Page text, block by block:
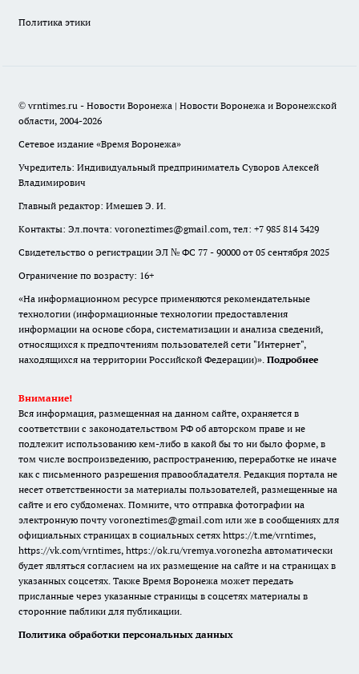
Политика этики
© vrntimes.ru - Новости Воронежа | Новости Воронежа и Воронежской
области, 2004-2026
Сетевое издание «Время Воронежа»
Учредитель: Индивидуальный предприниматель Суворов Алексей
Владимирович
Главный редактор: Имешев Э. И.
Контакты: Эл.почта: voroneztimes@gmail.com, тел: +7 985 814 3429
Свидетельство о регистрации ЭЛ № ФС 77 - 90000 от 05 сентября 2025
Ограничение по возрасту: 16+
«На информационном ресурсе применяются рекомендательные
технологии (информационные технологии предоставления
информации на основе сбора, систематизации и анализа сведений,
относящихся к предпочтениям пользователей сети "Интернет",
находящихся на территории Российской Федерации)». Подробнее
Внимание!
Вся информация, размещенная на данном сайте, охраняется в
соответствии с законодательством РФ об авторском праве и не
подлежит использованию кем-либо в какой бы то ни было форме, в
том числе воспроизведению, распространению, переработке не иначе
как с письменного разрешения правообладателя. Редакция портала не
несет ответственности за материалы пользователей, размещенные на
сайте и его субдоменах. Помните, что отправка фотографии на
электронную почту voroneztimes@gmail.com или же в сообщениях для
официальных страницах в социальных сетях https://t.me/vrntimes,
https://vk.com/vrntimes, https://ok.ru/vremya.voronezha автоматически
будет являться согласием на их размещение на сайте и на страницах в
указанных соцсетях. Также Время Воронежа может передать
присланные через указанные страницы в соцсетях материалы в
сторонние паблики для публикации.
Политика обработки персональных данных